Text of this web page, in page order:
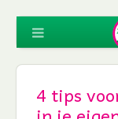
4 tips